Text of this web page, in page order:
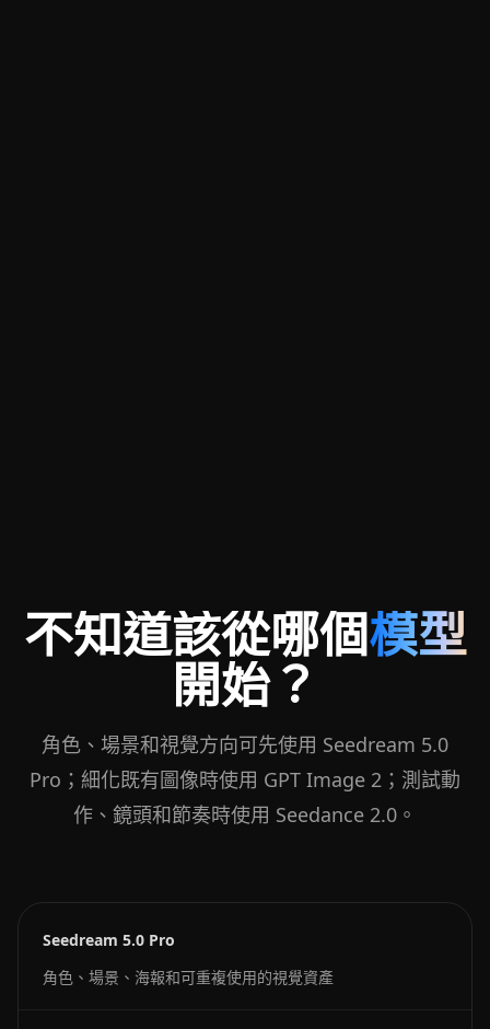
不知道該從哪個模型
開始？
角色、場景和視覺方向可先使用 Seedream 5.0
Pro；細化既有圖像時使用 GPT Image 2；測試動
作、鏡頭和節奏時使用 Seedance 2.0。
Seedream 5.0 Pro
角色、場景、海報和可重複使用的視覺資產